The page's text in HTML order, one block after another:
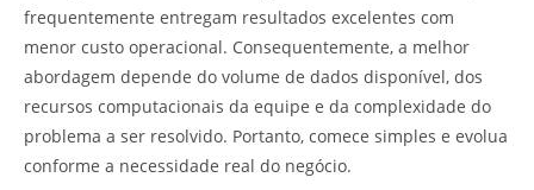
frequentemente entregam resultados excelentes com
menor custo operacional. Consequentemente, a melhor
abordagem depende do volume de dados disponível, dos
recursos computacionais da equipe e da complexidade do
problema a ser resolvido. Portanto, comece simples e evolua
conforme a necessidade real do negócio.